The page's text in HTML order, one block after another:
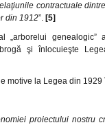
contractuale
din 1912”. [5]
„arborelui
şi înlocuieşte
motive la Legea din
proiectului nostru